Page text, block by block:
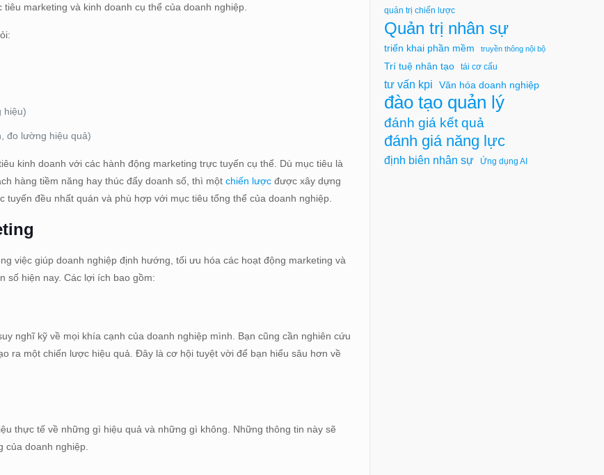
marketing và kinh doanh cụ thể của doanh nghiệp.
hiệu)
đo lường hiệu quả)
kinh doanh với các hành động marketing trực tuyến cụ thể. Dù mục tiêu là
hàng tiềm năng hay thúc đẩy doanh số, thì mộtchiến lược được xây dựng
tuyến đều nhất quán và phù hợp với mục tiêu tổng thể của doanh nghiệp.
việc giúp doanh nghiệp định hướng, tối ưu hóa các hoạt động marketing và
số hiện nay. Các lợi ích bao gồm:
nghĩ kỹ về mọi khía cạnh của doanh nghiệp mình. Bạn cũng cần nghiên cứu
ra một chiến lược hiệu quả. Đây là cơ hội tuyệt vời để bạn hiểu sâu hơn về
thực tế về những gì hiệu quả và những gì không. Những thông tin này sẽ
của doanh nghiệp.
quản trị chiến lược
Quản trị nhân sự
triển khai phần mềm truyền thông nội bộ
Trí tuệ nhân tạo tái cơ cấu
tư vấn kpi Văn hóa doanh nghiệp
đào tạo quản lý
đánh giá kết quả
đánh giá năng lực
định biên nhân sự Ứng dụng AI